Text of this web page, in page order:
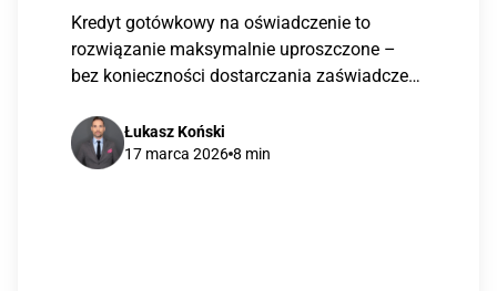
Kredyt gotówkowy na oświadczenie to
rozwiązanie maksymalnie uproszczone –
bez konieczności dostarczania zaświadczeń
Łukasz Koński
17 marca 2026 8 min